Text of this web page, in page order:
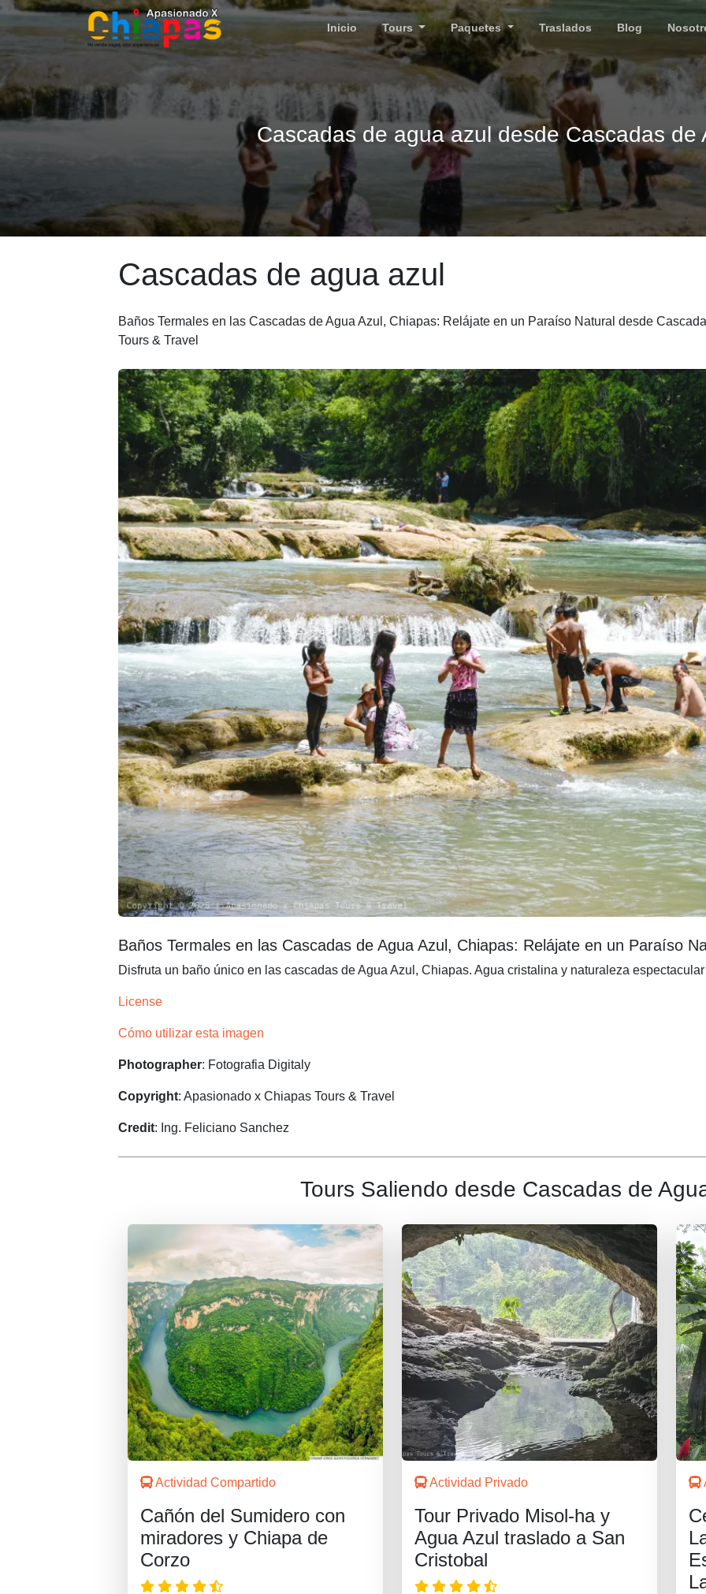
Inicio Tours Paquetes Traslados Blog
Cascadas de agua azul desde Cascadas de
Cascadas de agua azul
Baños Termales en las Cascadas de Agua Azul, Chiapas: Relájate en un Paraíso Natural desde
Tours & Travel
Baños Termales en las Cascadas de Agua Azul, Chiapas: Relájate en un Paraíso
Disfruta un baño único en las cascadas de Agua Azul, Chiapas. Agua cristalina y naturaleza
License
Cómo utilizar esta imagen
Photographer: Fotografia Digitaly
Copyright: Apasionado x Chiapas Tours & Travel
Credit: Ing. Feliciano Sanchez
Tours Saliendo desde Cascadas de
Actividad Compartido
Cañón del Sumidero con
miradores y Chiapa de
Corzo
Actividad Privado
Tour Privado Misol-ha y
Agua Azul traslado a San
Cristobal